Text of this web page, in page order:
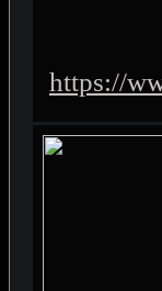
https://